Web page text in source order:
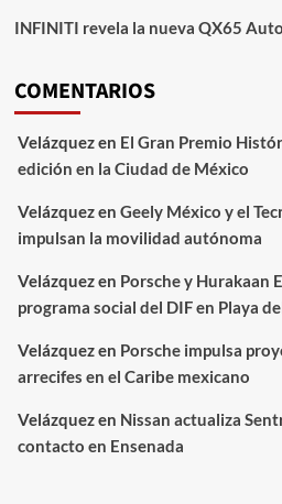
INFINITI revela la nueva QX65
COMENTARIOS
Velázquezen El Gran Premio
edición en la Ciudad de México
Velázquezen Geely México y el
impulsan la movilidad autónoma
Velázquezen Porsche y Hurakaan
programa social del DIF en Playa
Velázquezen Porsche impulsa
arrecifes en el Caribe mexicano
Velázquezen Nissan actualiza
contacto en Ensenada